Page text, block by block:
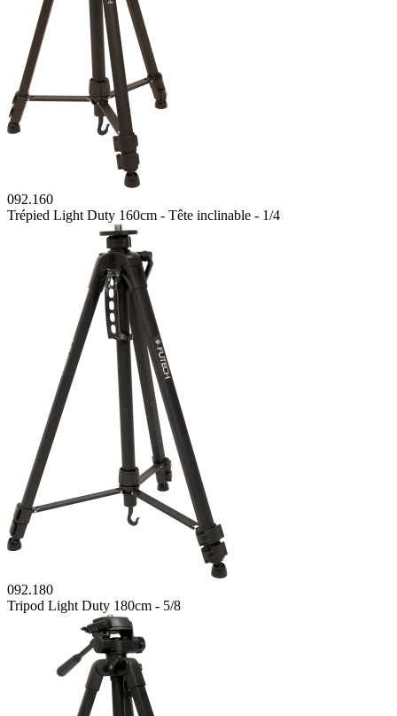
092.160
Trépied Light Duty 160cm - Tête inclinable - 1/4
092.180
Tripod Light Duty 180cm - 5/8